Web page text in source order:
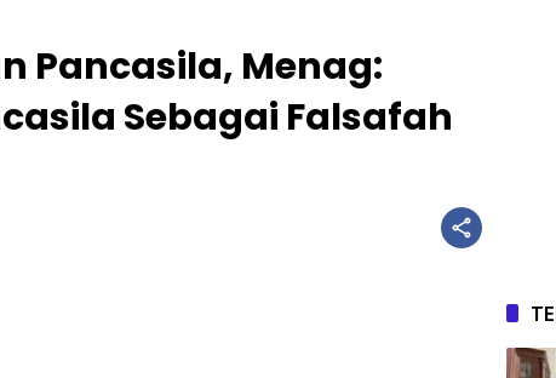
Pancasila, Menag:
Sebagai Falsafah